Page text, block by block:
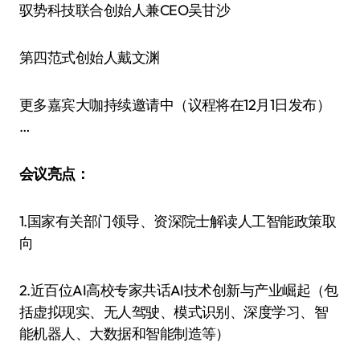
驭势科技联合创始人兼CEO吴甘沙
第四范式创始人戴文渊
更多嘉宾大咖持续邀请中（议程将在12月1日发布）
…
会议亮点：
1.国家有关部门领导、资深院士解读人工智能政策取
向
2.近百位AI高校专家共话AI技术创新与产业崛起（包
括虚拟现实、无人驾驶、模式识别、深度学习、智
能机器人、大数据和智能制造等）